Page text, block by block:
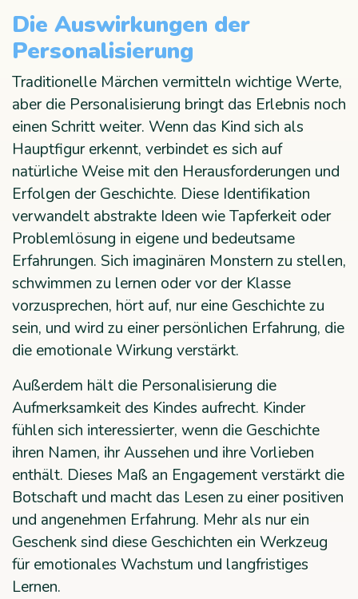
Die Auswirkungen der
Personalisierung
Traditionelle Märchen vermitteln wichtige Werte,
aber die Personalisierung bringt das Erlebnis noch
einen Schritt weiter. Wenn das Kind sich als
Hauptfigur erkennt, verbindet es sich auf
natürliche Weise mit den Herausforderungen und
Erfolgen der Geschichte. Diese Identifikation
verwandelt abstrakte Ideen wie Tapferkeit oder
Problemlösung in eigene und bedeutsame
Erfahrungen. Sich imaginären Monstern zu stellen,
schwimmen zu lernen oder vor der Klasse
vorzusprechen, hört auf, nur eine Geschichte zu
sein, und wird zu einer persönlichen Erfahrung, die
die emotionale Wirkung verstärkt.
Außerdem hält die Personalisierung die
Aufmerksamkeit des Kindes aufrecht. Kinder
fühlen sich interessierter, wenn die Geschichte
ihren Namen, ihr Aussehen und ihre Vorlieben
enthält. Dieses Maß an Engagement verstärkt die
Botschaft und macht das Lesen zu einer positiven
und angenehmen Erfahrung. Mehr als nur ein
Geschenk sind diese Geschichten ein Werkzeug
für emotionales Wachstum und langfristiges
Lernen.